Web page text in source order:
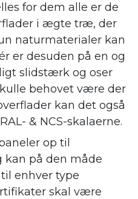
for dem alle er de
i ægte træ, der
naturmaterialer kan
er desuden på en og
slidstærk og oser
behovet være der
kan det også
& NCS-skalaerne.
op til
kan på den måde
enhver type
skal være